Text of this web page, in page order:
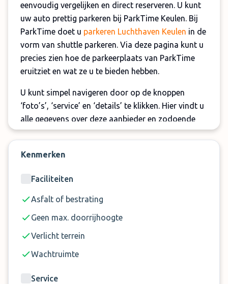
eenvoudig vergelijken en direct reserveren. U kunt
uw auto prettig parkeren bij ParkTime Keulen. Bij
ParkTime doet u parkeren Luchthaven Keulen in de
vorm van shuttle parkeren. Via deze pagina kunt u
precies zien hoe de parkeerplaats van ParkTime
eruitziet en wat ze u te bieden hebben.
U kunt simpel navigeren door op de knoppen
‘foto’s’, ‘service’ en ‘details’ te klikken. Hier vindt u
alle gegevens over deze aanbieder en zodoende
weet u precies wat u kunt verwachten. Makkelijker
worden!
Let op:
Er geldt een luchthaventoeslag van € 10 per
boeking
De shuttlebus is inbegrepen voor 3 personen. U
kosten te voorkomen, kunt u uw reisgezelschap
Kenmerken
Faciliteiten
Asfalt of bestrating
Geen max. doorrijhoogte
Verlicht terrein
Wachtruimte
Service